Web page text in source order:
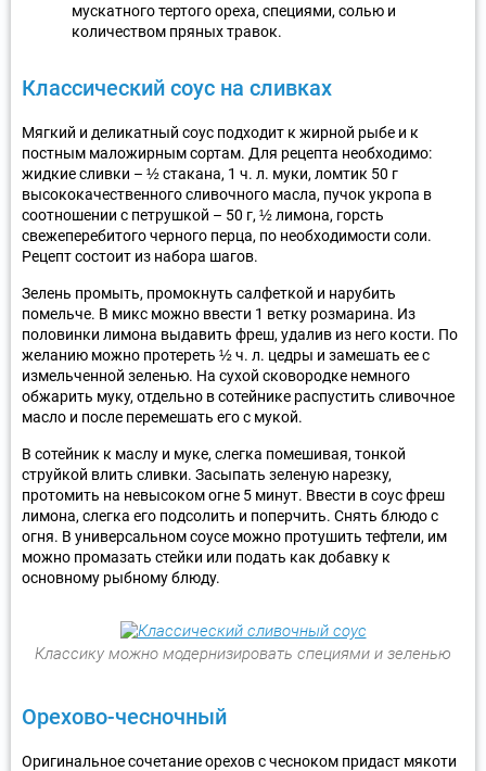
мускатного тертого ореха, специями, солью и
количеством пряных травок.
Классический соус на сливках
Мягкий и деликатный соус подходит к жирной рыбе и к
постным маложирным сортам. Для рецепта необходимо:
жидкие сливки – ½ стакана, 1 ч. л. муки, ломтик 50 г
высококачественного сливочного масла, пучок укропа в
соотношении с петрушкой – 50 г, ½ лимона, горсть
свежеперебитого черного перца, по необходимости соли.
Рецепт состоит из набора шагов.
Зелень промыть, промокнуть салфеткой и нарубить
помельче. В микс можно ввести 1 ветку розмарина. Из
половинки лимона выдавить фреш, удалив из него кости. По
желанию можно протереть ½ ч. л. цедры и замешать ее с
измельченной зеленью. На сухой сковородке немного
обжарить муку, отдельно в сотейнике распустить сливочное
масло и после перемешать его с мукой.
В сотейник к маслу и муке, слегка помешивая, тонкой
струйкой влить сливки. Засыпать зеленую нарезку,
протомить на невысоком огне 5 минут. Ввести в соус фреш
лимона, слегка его подсолить и поперчить. Снять блюдо с
огня. В универсальном соусе можно протушить тефтели, им
можно промазать стейки или подать как добавку к
основному рыбному блюду.
Классику можно модернизировать специями и зеленью
Орехово-чесночный
Оригинальное сочетание орехов с чесноком придаст мякоти